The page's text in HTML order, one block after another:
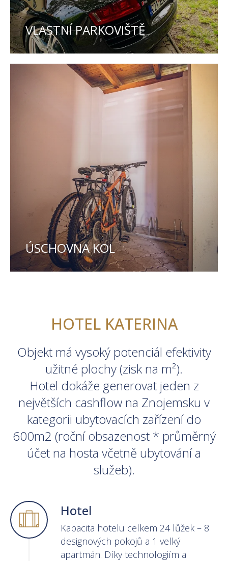
VLASTNÍ PARKOVIŠTĚ
ÚSCHOVNA KOL
HOTEL KATERINA
Objekt má vysoký potenciál efektivity
užitné plochy (zisk na m²).
Hotel dokáže generovat jeden z
největších cashflow na Znojemsku v
kategorii ubytovacích zařízení do
600m2 (roční obsazenost * průměrný
účet na hosta včetně ubytování a
služeb).
Hotel
Kapacita hotelu celkem 24 lůžek – 8
designových pokojů a 1 velký
apartmán. Díky technologiím a